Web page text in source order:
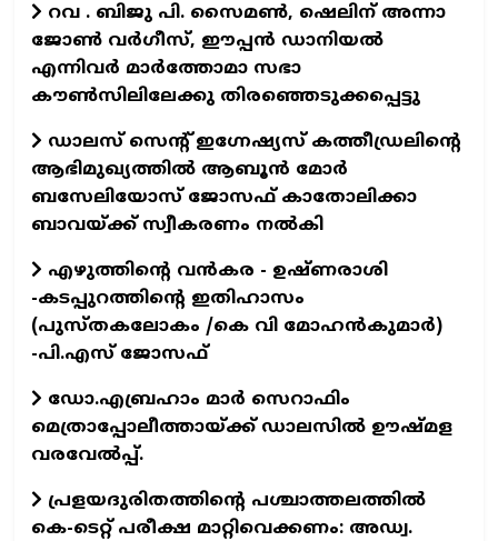
റവ . ബിജു പി. സൈമൺ, ഷെലിന് അന്നാ
ജോൺ വർഗീസ്, ഈപ്പൻ ഡാനിയൽ
എന്നിവർ മാർത്തോമാ സഭാ
കൗൺസിലിലേക്കു തിരഞ്ഞെടുക്കപ്പെട്ടു
ഡാലസ് സെന്റ് ഇഗ്നേഷ്യസ് കത്തീഡ്രലിന്റെ
ആഭിമുഖ്യത്തിൽ ആബൂൻ മോർ
ബസേലിയോസ് ജോസഫ് കാതോലിക്കാ
ബാവയ്ക്ക് സ്വീകരണം നൽകി
എഴുത്തിന്റെ വന്‍കര - ഉഷ്ണരാശി
-കടപ്പുറത്തിന്റെ ഇതിഹാസം
(പുസ്തകലോകം /കെ വി മോഹന്‍കുമാര്‍)
-പി.എസ് ജോസഫ്‌
ഡോ.എബ്രഹാം മാര്‍ സെറാഫിം
മെത്രാപ്പോലീത്തായ്ക്ക് ഡാലസില്‍ ഊഷ്മള
വരവേല്‍പ്പ്.
പ്രളയദുരിതത്തിന്റെ പശ്ചാത്തലത്തിൽ
കെ-ടെറ്റ് പരീക്ഷ മാറ്റിവെക്കണം: അഡ്വ.